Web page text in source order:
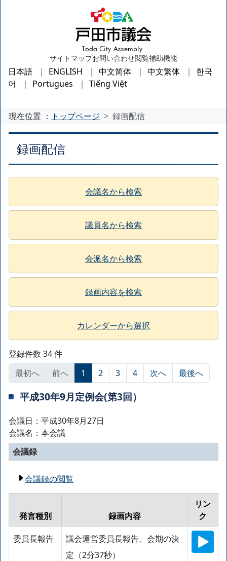
サイトマップお問い合わせ閲覧補助機能
日本語 ENGLISH 中文简体 中文繁体
한국
어
Portugues Tiếng Việt
現在位置 ： トップページ 録画配信
録画配信
会議名から検索
議員名から検索
会派名から検索
録画内容を検索
カレンダーから選択
登録件数 34 件
最初へ
前へ 1 2 3 4 次へ 最後へ
平成30年9月定例会(第3回）
会議日：平成30年8月27日
会議名：本会議
会議録
会議録の閲覧
発言種別 録画内容
リン
ク
委員長報告
議会運営委員長報告、会期の決
定（2分37秒）